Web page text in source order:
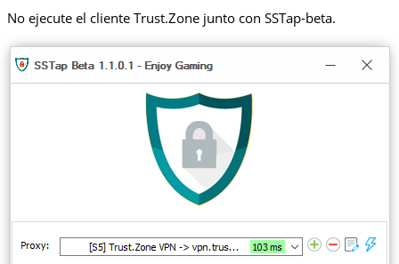
No ejecute el cliente Trust.Zone junto con SSTap-beta.